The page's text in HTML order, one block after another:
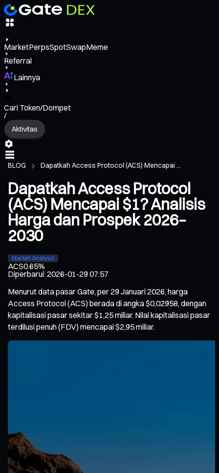
MarketPerpsSpotSwapMeme
Referral
Lainnya
Cari Token/Dompet
/
Aktivitas
BLOG Dapatkah Access Protocol (ACS) Mencapai ...
Dapatkah Access Protocol
(ACS) Mencapai $1? Analisis
Harga dan Prospek 2026–
2030
Market Analysis
ACS0.65%
Diperbarui:2026-01-29 07:57
Menurut data pasar Gate, per 29 Januari 2026, harga
Access Protocol (ACS) berada di angka $0,02958, dengan
kapitalisasi pasar sekitar $1,25 miliar. Nilai kapitalisasi pasar
terdilusi penuh (FDV) mencapai $2,95 miliar.